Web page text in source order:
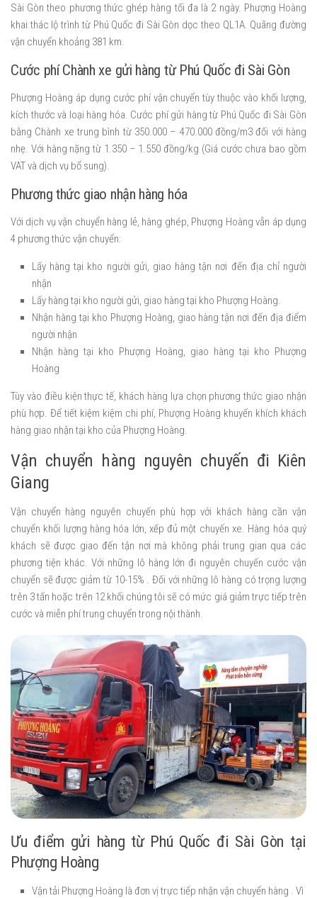
Sài Gòn theo phương thức ghép hàng tối đa là 2 ngày. Phượng Hoàng
khai thác lộ trình từ Phú Quốc đi Sài Gòn dọc theo QL1A. Quãng đường
vận chuyển khoảng 381 km.
Cước phí Chành xe gửi hàng từ Phú Quốc đi Sài Gòn
Phượng Hoàng áp dụng cước phí vận chuyển tùy thuộc vào khối lượng,
kích thước và loại hàng hóa. Cước phí gửi hàng từ Phú Quốc đi Sài Gòn
bằng Chành xe trung bình từ 350.000 – 470.000 đồng/m3 đối với hàng
nhẹ. Với hàng nặng từ 1.350 – 1.550 đồng/kg (Giá cước chưa bao gồm
VAT và dịch vụ bổ sung).
Phương thức giao nhận hàng hóa
Với dịch vụ vận chuyển hàng lẻ, hàng ghép, Phượng Hoàng vẫn áp dụng
4 phương thức vận chuyển:
Lấy hàng tại kho người gửi, giao hàng tận nơi đến địa chỉ người
nhận
Lấy hàng tại kho người gửi, giao hàng tại kho Phượng Hoàng.
Nhận hàng tại kho Phượng Hoàng, giao hàng tận nơi đến địa điểm
người nhận
Nhận hàng tại kho Phượng Hoàng, giao hàng tại kho Phượng
Hoàng
Tùy vào điều kiện thực tế, khách hàng lựa chọn phương thức giao nhận
phù hợp. Để tiết kiệm kiệm chi phí, Phượng Hoàng khuyến khích khách
hàng giao nhận tại kho của Phượng Hoàng.
Vận chuyển hàng nguyên chuyến đi Kiên
Giang
Vận chuyển hàng nguyên chuyến phù hợp với khách hàng cần vận
chuyển khối lượng hàng hóa lớn, xếp đủ một chuyến xe. Hàng hóa quý
khách sẽ được giao đến tận nơi mà không phải trung gian qua các
phương tiện khác. Với những lô hàng lớn đi nguyên chuyến cước vận
chuyển sẽ được giảm từ 10-15% . Đối với những lô hàng có trọng lượng
trên 3 tấn hoặc trên 12 khối chúng tôi sẽ có mức giá giảm trực tiếp trên
cước và miễn phí trung chuyển trong nội thành.
Ưu điểm gửi hàng từ Phú Quốc đi Sài Gòn tại
Phượng Hoàng
Vận tải Phượng Hoàng là đơn vị trực tiếp nhận vận chuyển hàng . Vì